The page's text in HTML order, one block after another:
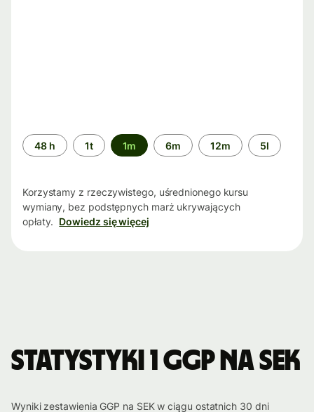
Przedział
czasu
48 h 1t 1m 6m 12m 5l
Korzystamy z rzeczywistego, uśrednionego kursu
wymiany, bez podstępnych marż ukrywających
opłaty. Dowiedz się więcej
Statystyki 1 GGP na SEK
Wyniki zestawienia GGP na SEK w ciągu ostatnich 30 dni